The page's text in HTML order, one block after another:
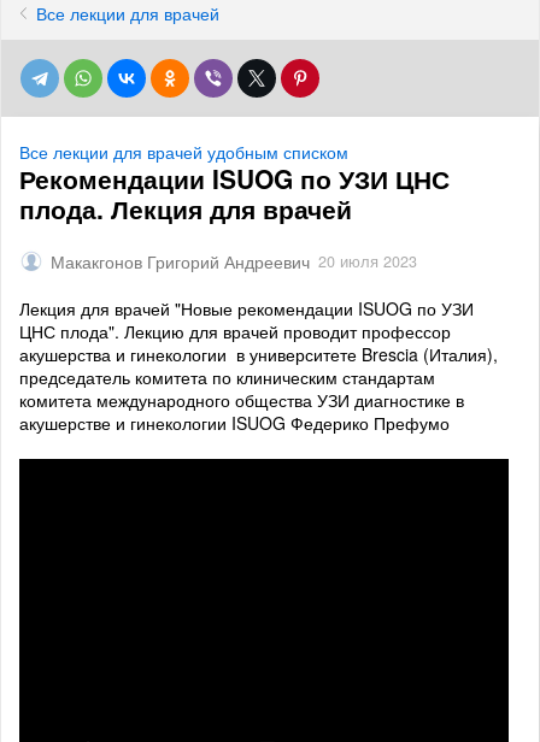
Все лекции для врачей
Все лекции для врачей удобным списком
Рекомендации ISUOG по УЗИ ЦНС
плода. Лекция для врачей
Макакгонов Григорий Андреевич 20 июля 2023
Лекция для врачей "Новые рекомендации ISUOG по УЗИ
ЦНС плода". Лекцию для врачей проводит профессор
акушерства и гинекологии в университете Brescia (Италия),
председатель комитета по клиническим стандартам
комитета международного общества УЗИ диагностике в
акушерстве и гинекологии ISUOG Федерико Префумо